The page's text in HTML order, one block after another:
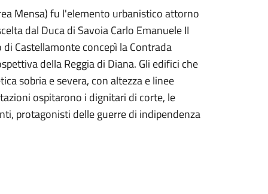
Mensa) fu l'elemento urbanistico attorno
dal Duca di Savoia Carlo Emanuele II
Castellamonte concepì la Contrada
della Reggia di Diana. Gli edifici che
sobria e severa, con altezza e linee
ospitarono i dignitari di corte, le
protagonisti delle guerre di indipendenza